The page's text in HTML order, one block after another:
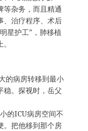
等杂务，而且精通
、治疗程序、术后
星护工”，肺移植
的病房转移到最小
稳。探视时，岳父
的ICU病房空间不
。把他移到那个房